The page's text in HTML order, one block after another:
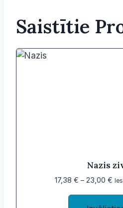
Saistītie
Nazis
17,38 € – 23,00 €